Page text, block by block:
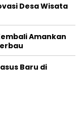
Desa Wisata
Amankan
Baru di